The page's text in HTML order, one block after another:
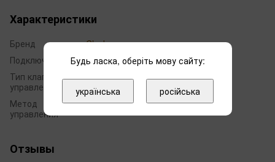
Характеристики
Бренд
Clack
Подключение
1 1/2"
Тип клапана
управления
Clack
Метод
управления
Отзывы
Будь ласка, оберіть мову сайту:
українська російська